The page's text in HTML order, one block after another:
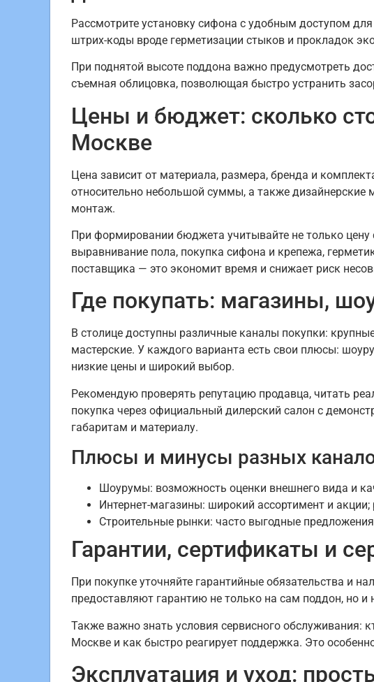
Рассмотрите установку сифона с удобным доступом
штрих-коды вроде герметизации стыков и прокладок
При поднятой высоте поддона важно предусмотреть
съемная облицовка, позволющая быстро устранить
Цены и бюджет: сколько
Москве
Цена зависит от материала, размера, бренда и
относительно небольшой суммы, а также дизайнерские
монтаж.
При формировании бюджета учитывайте не только
выравнивание пола, покупка сифона и крепежа,
поставщика — это экономит время и снижает риск
Где покупать: магазины,
В столице доступны различные каналы покупки:
мастерские. У каждого варианта есть свои плюсы:
низкие цены и широкий выбор.
Рекомендую проверять репутацию продавца, читать
покупка через официальный дилерский салон с
габаритам и материалу.
Плюсы и минусы разных
Шоурумы: возможность оценки внешнего вида и
Интернет-магазины: широкий ассортимент и
Строительные рынки: часто выгодные
Гарантии, сертификаты и
При покупке уточняйте гарантийные обязательства и
предоставляют гарантию не только на сам поддон, но и
Также важно знать условия сервисного обслуживания:
Москве и как быстро реагирует поддержка. Это
Эксплуатация и уход: